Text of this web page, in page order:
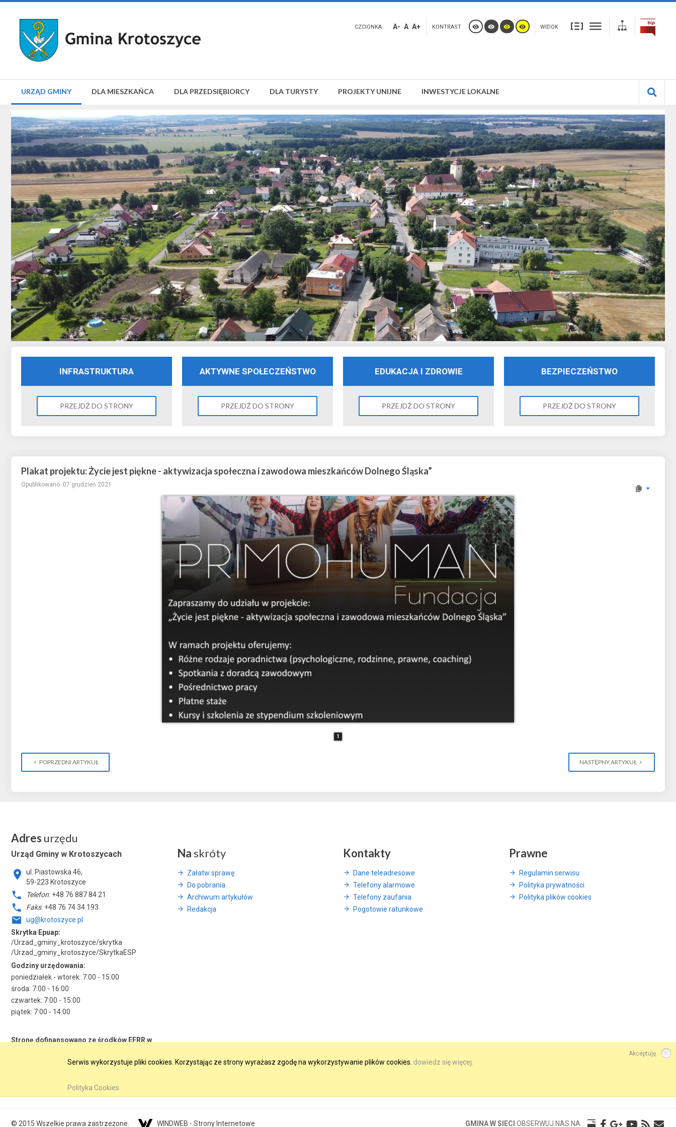
CZCIONKA A- A A+ KONTRAST WIDOK
URZĄD GMINY DLA MIESZKAŃCA DLA PRZEDSIĘBIORCY DLA TURYSTY PROJEKTY UNIJNE INWESTYCJE LOKALNE
INFRASTRUKTURA
PRZEJDŹ DO STRONY
AKTYWNE SPOŁECZEŃSTWO
PRZEJDŹ DO STRONY
EDUKACJA I ZDROWIE
PRZEJDŹ DO STRONY
BEZPIECZEŃSTWO
PRZEJDŹ DO STRONY
Plakat projektu: Życie jest piękne - aktywizacja społeczna i zawodowa mieszkańców Dolnego Śląska”
Opublikowano: 07 grudzień 2021
1
POPRZEDNI ARTYKUŁ NASTĘPNY ARTYKUŁ
Adres urzędu
Urząd Gminy w Krotoszycach
ul. Piastowska 46,
59-223 Krotoszyce
Telefon: +48 76 887 84 21
Faks: +48 76 74 34 193
ug@krotoszyce.pl
Skrytka Epuap:
/Urzad_gminy_krotoszyce/skrytka
/Urzad_gminy_krotoszyce/SkrytkaESP
Godziny urzędowania:
poniedziałek - wtorek: 7:00 - 15:00
środa: 7:00 - 16:00
czwartek: 7:00 - 15:00
piątek: 7:00 - 14:00
Stronę dofinansowano ze środków EFRR w
Na skróty
Załatw sprawę
Do pobrania
Archiwum artykułów
Redakcja
Kontakty
Dane teleadresowe
Telefony alarmowe
Telefony zaufania
Pogotowie ratunkowe
Prawne
Regulamin serwisu
Polityka prywatności
Polityka plików cookies
© 2015 Wszelkie prawa zastrzeżone. WINDWEB - Strony Internetowe GMINA W SIECI OBSERWUJ NAS NA
Akceptuję
Serwis wykorzystuje pliki cookies. Korzystając ze strony wyrażasz zgodę na wykorzystywanie plików cookies. dowiedz się więcej.
Polityka Cookies